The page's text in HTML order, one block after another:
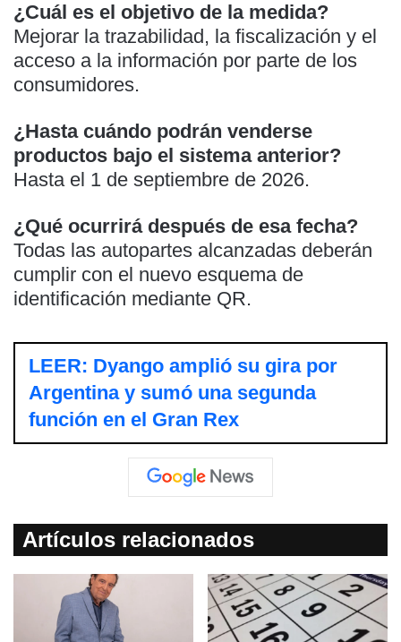
¿Cuál es el objetivo de la medida?
Mejorar la trazabilidad, la fiscalización y el
acceso a la información por parte de los
consumidores.
¿Hasta cuándo podrán venderse
productos bajo el sistema anterior?
Hasta el 1 de septiembre de 2026.
¿Qué ocurrirá después de esa fecha?
Todas las autopartes alcanzadas deberán
cumplir con el nuevo esquema de
identificación mediante QR.
LEER: Dyango amplió su gira por
Argentina y sumó una segunda
función en el Gran Rex
Artículos relacionados